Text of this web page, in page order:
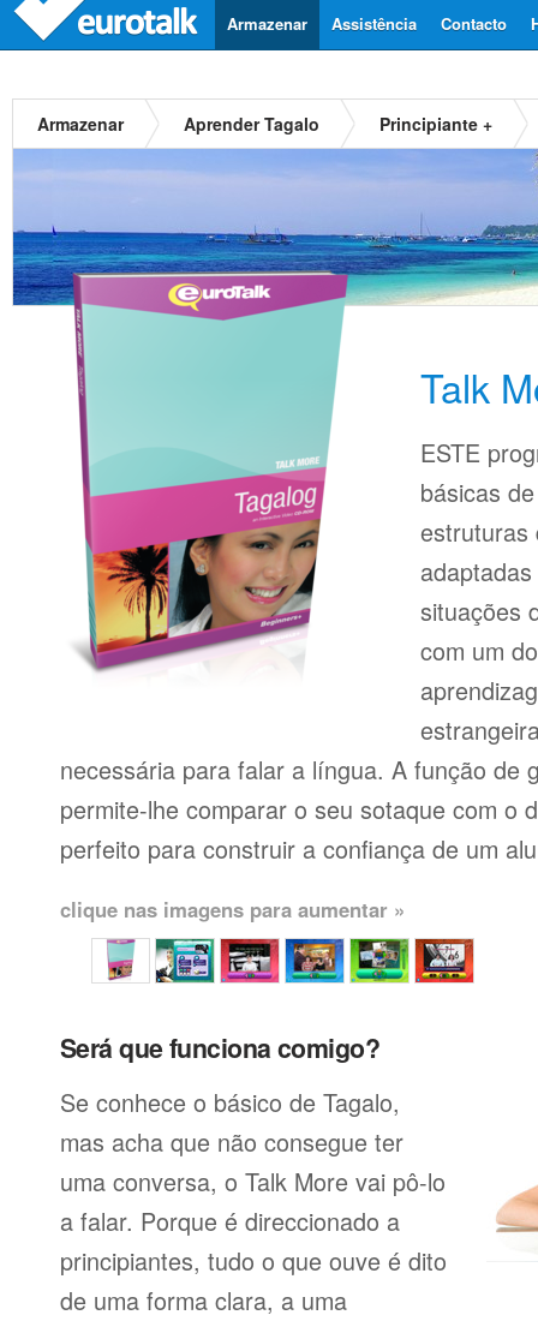
Contacto
Assistência
Armazenar
Armazenar Aprender Tagalo Principiante +
Talk
ESTE
básicas
estruturas
situações
com um
necessária para falar a língua. A função de
permite-lhe comparar o seu sotaque com o
perfeito para construir a confiança de um
clique nas imagens para aumentar »
Será que funciona comigo?
Se conhece o básico de Tagalo,
mas acha que não consegue ter
uma conversa, o Talk More vai pô-lo
a falar. Porque é direccionado a
principiantes, tudo o que ouve é dito
de uma forma clara, a uma